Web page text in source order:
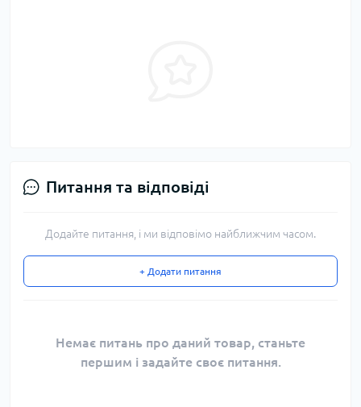
Питання та відповіді
Додайте питання, і ми відповімо найближчим часом.
+ Додати питання
Немає питань про даний товар, станьте
першим і задайте своє питання.